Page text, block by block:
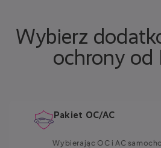
Wybierz
ochrony od
Pakiet OC/AC
Wybierając OC i AC